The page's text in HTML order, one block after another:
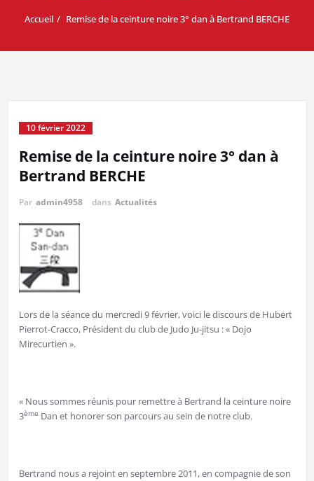
Accueil Remise de la ceinture noire 3° dan à Bertrand BERCHE
10 février 2022
Remise de la ceinture noire 3° dan à
Bertrand BERCHE
Par admin4958 dans Actualités
Lors de la séance du mercredi 9 février, voici le discours de Hubert
Pierrot-Cracco, Président du club de Judo Ju-jitsu : « Dojo
Mirecurtien ».
« Nous sommes réunis pour remettre à Bertrand la ceinture noire
3ème Dan et honorer son parcours au sein de notre club.
Bertrand nous a rejoint en septembre 2011, en compagnie de son